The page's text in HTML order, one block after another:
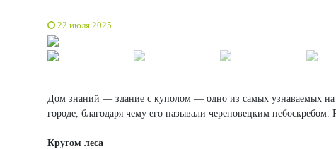
22 июля 2025
Дом знаний — здание с куполом — одно из самых узнаваемых
городе, благодаря чему его называли череповецким
Кругом леса